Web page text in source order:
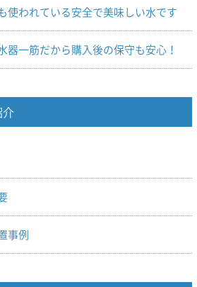
使われている安全で美味しい水です
器一筋だから購入後の保守も安心！
事例